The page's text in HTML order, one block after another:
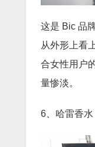
这是 Bic 品
从外形上看
合女性用户
量惨淡。
6、哈雷香水